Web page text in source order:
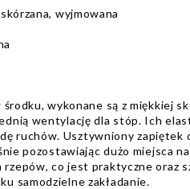
wyjmowana
wykonane są z miękkiej
wentylację dla stóp. Ich
ruchów. Usztywniony zapiętek
pozostawiając dużo miejsca
rzepów, co jest praktyczne oraz
samodzielne zakładanie.